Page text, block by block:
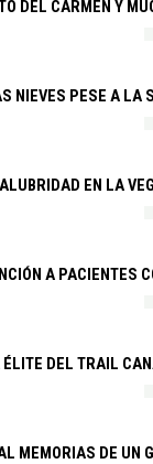
DEL CARMEN Y
NIEVES PESE A LA
EN LA
A PACIENTES
DEL TRAIL
MEMORIAS DE UN